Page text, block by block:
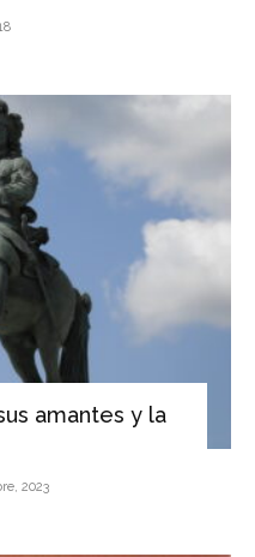
amantes y la
2023